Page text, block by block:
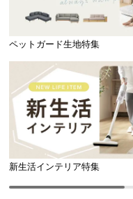
ペットガード生地特集
新生活インテリア特集